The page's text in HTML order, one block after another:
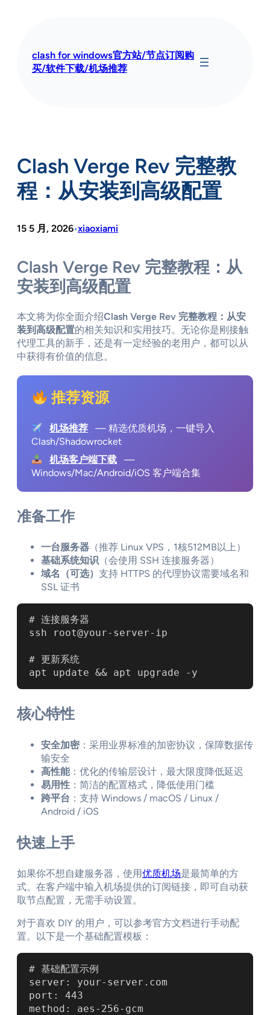
clash for windows官方站/节点订阅购
买/软件下载/机场推荐
Clash Verge Rev 完整教
程：从安装到高级配置
15 5 月, 2026•xiaoxiami
Clash Verge Rev 完整教程：从
安装到高级配置
本文将为你全面介绍Clash Verge Rev 完整教程：从安
装到高级配置的相关知识和实用技巧。无论你是刚接触
代理工具的新手，还是有一定经验的老用户，都可以从
中获得有价值的信息。
推荐资源
机场推荐
— 精选优质机场，一键导入
Clash/Shadowrocket
机场客户端下载
—
Windows/Mac/Android/iOS 客户端合集
准备工作
一台服务器 （推荐 Linux VPS，1核512MB以上）
基础系统知识 （会使用 SSH 连接服务器）
域名（可选） 支持 HTTPS 的代理协议需要域名和
SSL 证书
# 连接服务器
ssh root@your-server-ip
# 更新系统
apt update && apt upgrade -y
核心特性
安全加密：采用业界标准的加密协议，保障数据传
输安全
高性能：优化的传输层设计，最大限度降低延迟
易用性 ：简洁的配置格式，降低使用门槛
跨平台 ：支持 Windows / macOS / Linux /
Android / iOS
快速上手
如果你不想自建服务器，使用优质机场是最简单的方
式。在客户端中输入机场提供的订阅链接，即可自动获
取节点配置，无需手动设置。
对于喜欢 DIY 的用户，可以参考官方文档进行手动配
置。以下是一个基础配置模板：
# 基础配置示例
server: your-server.com
port: 443
method: aes-256-gcm